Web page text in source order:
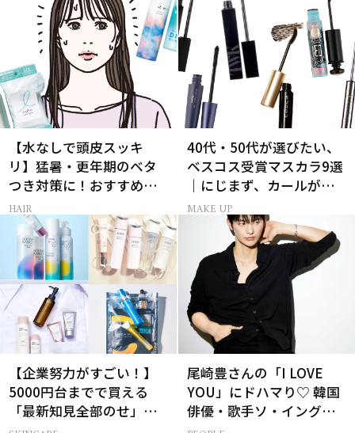
【水なしで頭皮スッキ
リ】猛暑・更年期のベタ
つき対策に！おすすめ最
新ドライシャンプー4選
HAIR
40代・50代が選びたい、
ベスコス受賞マスカラ9選
｜にじまず、カールが続
く名品
MAKE UP
【企業努力がすごい！】
5000円台までで買える
「最新知見全部のせ」ス
尾崎豊さんの「I LOVE
YOU」にドハマり♡ 韓国
俳優・歌手ソ・イングク